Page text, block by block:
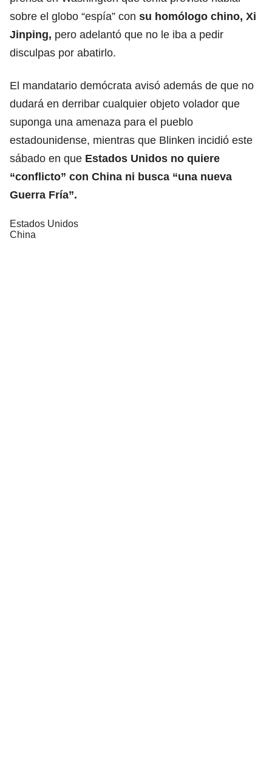
sobre el globo “espía” con su homólogo chino, Xi
Jinping, pero adelantó que no le iba a pedir
disculpas por abatirlo.
El mandatario demócrata avisó además de que no
dudará en derribar cualquier objeto volador que
suponga una amenaza para el pueblo
estadounidense, mientras que Blinken incidió este
sábado en que Estados Unidos no quiere
“conflicto” con China ni busca “una nueva
Guerra Fría”.
Estados Unidos
China